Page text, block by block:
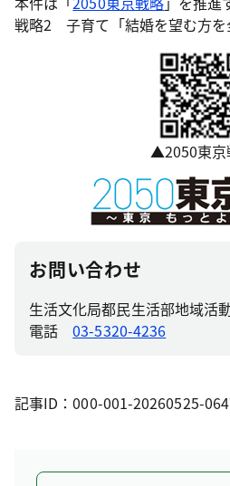
戦略2 子育て「結婚を望む方を
▲2050東京
お問い合わせ
生活文化局都民生活部地域活
電話03-5320-4236
記事ID：000-001-20260525-